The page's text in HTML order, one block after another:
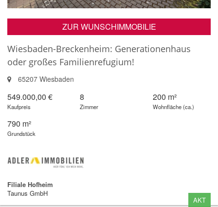
ZUR WUNSCHIMMOBILIE
Wiesbaden-Breckenheim: Generationenhaus
oder großes Familienrefugium!
65207 Wiesbaden
549.000,00 €
Kaufpreis
8
Zimmer
200 m²
Wohnfläche (ca.)
790 m²
Grundstück
Filiale Hofheim
Taunus GmbH
AKT